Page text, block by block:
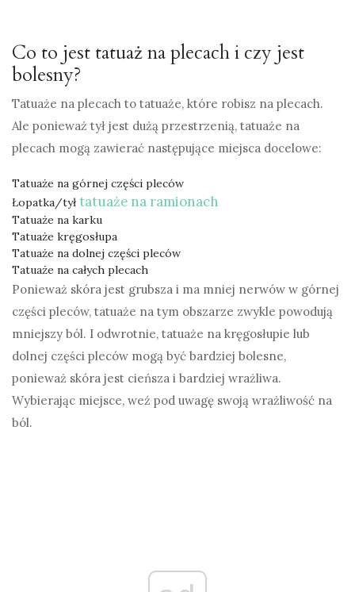
Co to jest tatuaż na plecach i czy jest
bolesny?
Tatuaże na plecach to tatuaże, które robisz na plecach.
Ale ponieważ tył jest dużą przestrzenią, tatuaże na
plecach mogą zawierać następujące miejsca docelowe:
Tatuaże na górnej części pleców
Łopatka/tył tatuaże na ramionach
Tatuaże na karku
Tatuaże kręgosłupa
Tatuaże na dolnej części pleców
Tatuaże na całych plecach
Ponieważ skóra jest grubsza i ma mniej nerwów w górnej
części pleców, tatuaże na tym obszarze zwykle powodują
mniejszy ból. I odwrotnie, tatuaże na kręgosłupie lub
dolnej części pleców mogą być bardziej bolesne,
ponieważ skóra jest cieńsza i bardziej wrażliwa.
Wybierając miejsce, weź pod uwagę swoją wrażliwość na
ból.